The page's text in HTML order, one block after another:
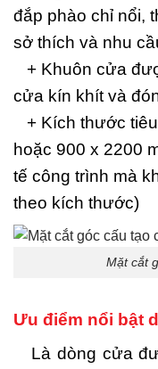
đắp phào chỉ nổi,
sở thích và nhu
+ Khuôn cửa
cửa kín khít và
+ Kích thước
hoặc 900 x 2200
tế công trình mà
theo kích thước)
Mặt cắt
Ưu điểm nổi bật
Là dòng cửa